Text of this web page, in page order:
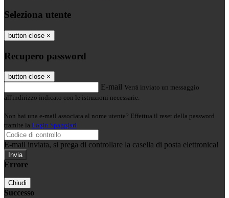
Seleziona utente
button close ×
Recupero password
button close ×
E-mail Verrà inviato un messaggio
all'indirizzo indicato con le istruzioni necessarie.
Non hai una e-mail associata al nome utente? Effettua il reset della password
tramite la Login Spaggiari
E-mail inviata, si prega di controllare la casella di posta elettronica!
Errore
Chiudi
Successo